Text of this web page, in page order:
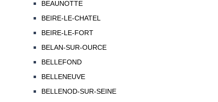
BEAUNOTTE
BEIRE-LE-CHATEL
BEIRE-LE-FORT
BELAN-SUR-OURCE
BELLEFOND
BELLENEUVE
BELLENOD-SUR-SEINE